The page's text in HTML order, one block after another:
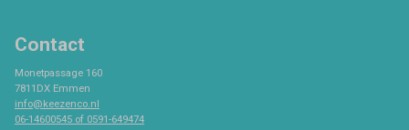
Contact
Monetpassage 160
7811DX Emmen
info@keezenco.nl
06-14600545 of 0591-649474